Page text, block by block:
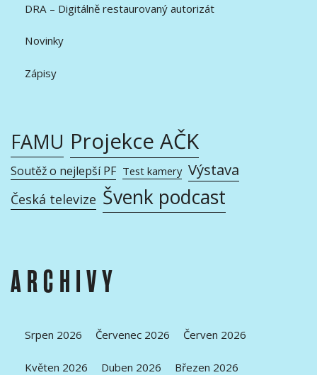
DRA – Digitálně restaurovaný autorizát
Novinky
Zápisy
FAMU Projekce AČK
Soutěž o nejlepší PF Test kamery Výstava
Česká televize Švenk podcast
ARCHIVY
Srpen 2026 Červenec 2026 Červen 2026
Květen 2026 Duben 2026 Březen 2026